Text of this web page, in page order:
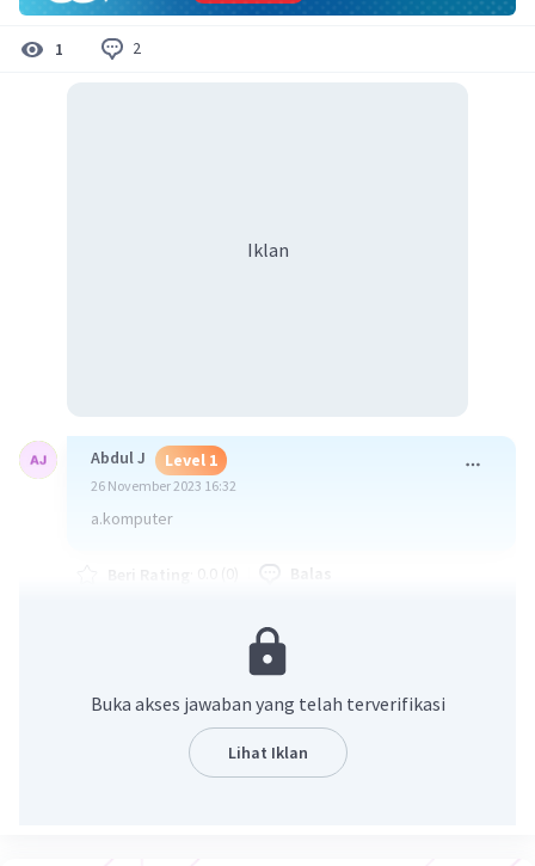
1 2
Iklan
Abdul J Level 1
26 November 2023 16:32
a.komputer
Balas
Iklan
Jawaban yang benarA. Komputer
Buka akses jawaban yang telah terverifikasi
Lihat Iklan